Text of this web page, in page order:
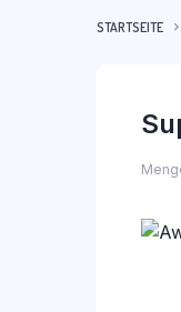
STARTSEITE